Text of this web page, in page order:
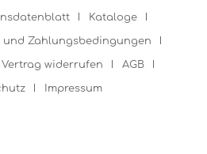
Kataloge
und Zahlungsbedingungen
Vertrag widerrufen AGB
Impressum